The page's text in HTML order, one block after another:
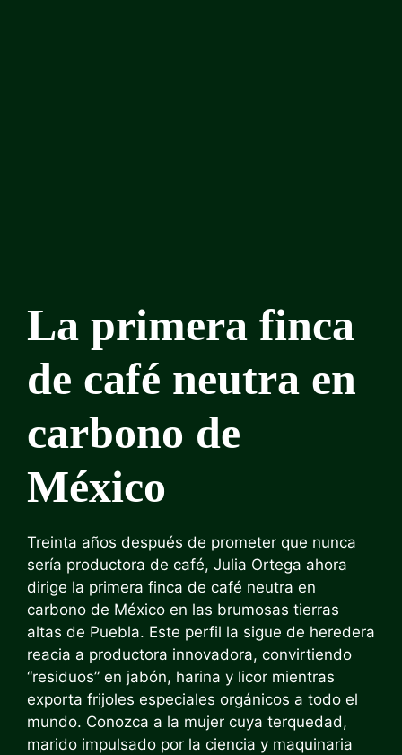
La primera finca
de café neutra en
carbono de
México
Treinta años después de prometer que nunca
sería productora de café, Julia Ortega ahora
dirige la primera finca de café neutra en
carbono de México en las brumosas tierras
altas de Puebla. Este perfil la sigue de heredera
reacia a productora innovadora, convirtiendo
“residuos” en jabón, harina y licor mientras
exporta frijoles especiales orgánicos a todo el
mundo. Conozca a la mujer cuya terquedad,
marido impulsado por la ciencia y maquinaria